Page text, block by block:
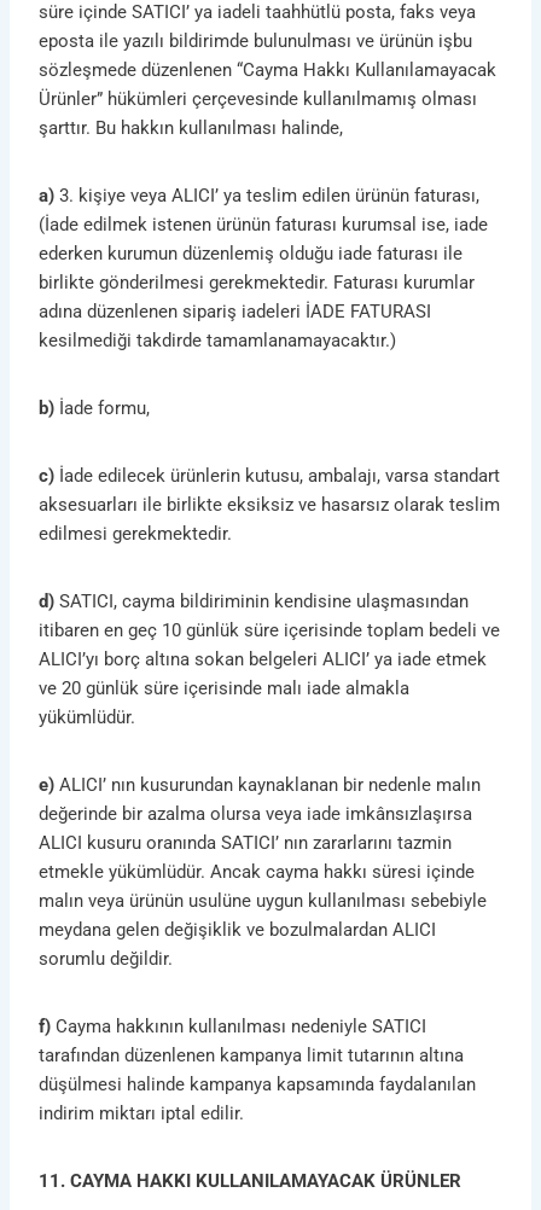
süre içinde SATICI’ ya iadeli taahhütlü posta, faks veya
eposta ile yazılı bildirimde bulunulması ve ürünün işbu
sözleşmede düzenlenen “Cayma Hakkı Kullanılamayacak
Ürünler” hükümleri çerçevesinde kullanılmamış olması
şarttır. Bu hakkın kullanılması halinde,
a) 3. kişiye veya ALICI’ ya teslim edilen ürünün faturası,
(İade edilmek istenen ürünün faturası kurumsal ise, iade
ederken kurumun düzenlemiş olduğu iade faturası ile
birlikte gönderilmesi gerekmektedir. Faturası kurumlar
adına düzenlenen sipariş iadeleri İADE FATURASI
kesilmediği takdirde tamamlanamayacaktır.)
b) İade formu,
c) İade edilecek ürünlerin kutusu, ambalajı, varsa standart
aksesuarları ile birlikte eksiksiz ve hasarsız olarak teslim
edilmesi gerekmektedir.
d) SATICI, cayma bildiriminin kendisine ulaşmasından
itibaren en geç 10 günlük süre içerisinde toplam bedeli ve
ALICI’yı borç altına sokan belgeleri ALICI’ ya iade etmek
ve 20 günlük süre içerisinde malı iade almakla
yükümlüdür.
e) ALICI’ nın kusurundan kaynaklanan bir nedenle malın
değerinde bir azalma olursa veya iade imkânsızlaşırsa
ALICI kusuru oranında SATICI’ nın zararlarını tazmin
etmekle yükümlüdür. Ancak cayma hakkı süresi içinde
malın veya ürünün usulüne uygun kullanılması sebebiyle
meydana gelen değişiklik ve bozulmalardan ALICI
sorumlu değildir.
f) Cayma hakkının kullanılması nedeniyle SATICI
tarafından düzenlenen kampanya limit tutarının altına
düşülmesi halinde kampanya kapsamında faydalanılan
indirim miktarı iptal edilir.
11. CAYMA HAKKI KULLANILAMAYACAK ÜRÜNLER